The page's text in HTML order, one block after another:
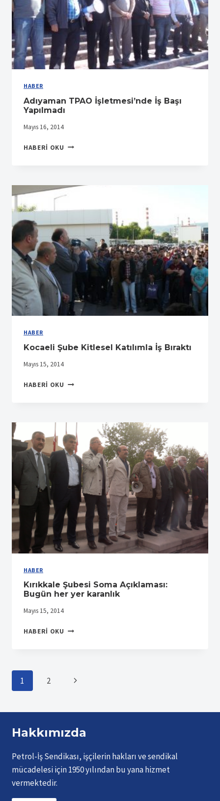
HABER
Adıyaman TPAO İşletmesi’nde İş Başı
Yapılmadı
Mayıs 16, 2014
HABERI OKU ADIYAMAN
BAŞI
YAPILMADI
HABER
Kocaeli Şube Kitlesel Katılımla İş Bıraktı
Mayıs 15, 2014
HABERI OKU KOCAELI
İŞ
BIRAKTI
HABER
Kırıkkale Şubesi Soma Açıklaması:
Bugün her yer karanlık
Mayıs 15, 2014
HABERI OKU KIRIKKALE
HER
Page
1 2
Sonraki
Hakkımızda
Petrol-İş Sendikası, işçilerin hakları ve sendikal
mücadelesi için 1950 yılından bu yana hizmet
vermektedir.